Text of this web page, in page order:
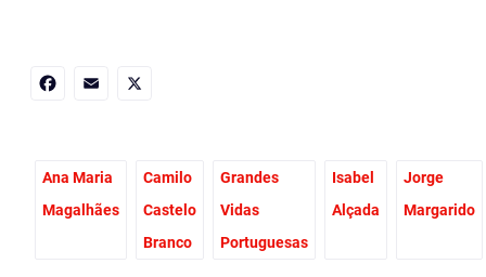
Ana Maria
Magalhães
Camilo
Castelo
Branco
Grandes
Vidas
Portuguesas
Isabel
Alçada
Jorge
Margarido